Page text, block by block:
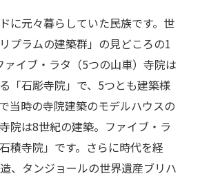
に元々暮らしていた民族です。世
プラムの建築群」の見どころの1
ァイブ・ラタ（5つの山車）寺院は
「石彫寺院」で、5つとも建築様
当時の寺院建築のモデルハウスの
院は8世紀の建築。ファイブ・ラ
積寺院」です。さらに時代を経
、タンジョールの世界遺産ブリハ